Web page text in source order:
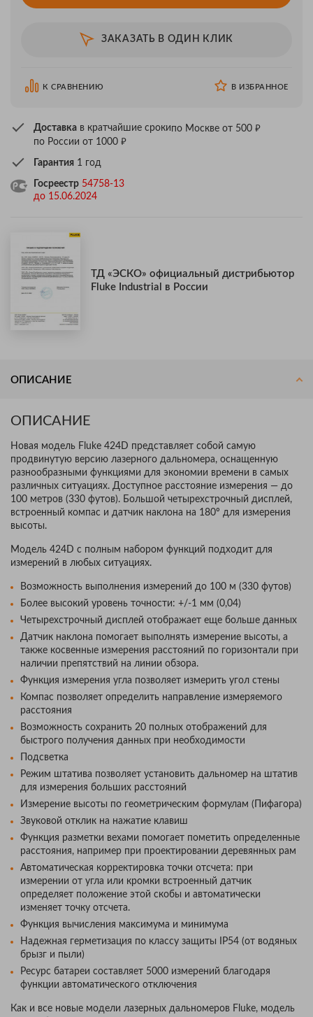
ЗАКАЗАТЬ В ОДИН КЛИК
К СРАВНЕНИЮ В ИЗБРАННОЕ
Доставка в кратчайшие срокипо Москве от 500 ₽
по России от 1000 ₽
Гарантия 1 год
Госреестр 54758-13
до 15.06.2024
ТД «ЭСКО» официальный дистрибьютор
Fluke Industrial в России
ОПИСАНИЕ
ОПИСАНИЕ
Новая модель Fluke 424D представляет собой самую
продвинутую версию лазерного дальномера, оснащенную
разнообразными функциями для экономии времени в самых
различных ситуациях. Доступное расстояние измерения — до
100 метров (330 футов). Большой четырехстрочный дисплей,
встроенный компас и датчик наклона на 180º для измерения
высоты.
Модель 424D с полным набором функций подходит для
измерений в любых ситуациях.
Возможность выполнения измерений до 100 м (330 футов)
Более высокий уровень точности: +/-1 мм (0,04)
Четырехстрочный дисплей отображает еще больше данных
Датчик наклона помогает выполнять измерение высоты, а
также косвенные измерения расстояний по горизонтали при
наличии препятствий на линии обзора.
Функция измерения угла позволяет измерить угол стены
Компас позволяет определить направление измеряемого
расстояния
Возможность сохранить 20 полных отображений для
быстрого получения данных при необходимости
Подсветка
Режим штатива позволяет установить дальномер на штатив
для измерения больших расстояний
Измерение высоты по геометрическим формулам (Пифагора)
Звуковой отклик на нажатие клавиш
Функция разметки вехами помогает пометить определенные
расстояния, например при проектировании деревянных рам
Автоматическая корректировка точки отсчета: при
измерении от угла или кромки встроенный датчик
определяет положение этой скобы и автоматически
изменяет точку отсчета.
Функция вычисления максимума и минимума
Надежная герметизация по классу защиты IP54 (от водяных
брызг и пыли)
Ресурс батареи составляет 5000 измерений благодаря
функции автоматического отключения
Как и все новые модели лазерных дальномеров Fluke, модель